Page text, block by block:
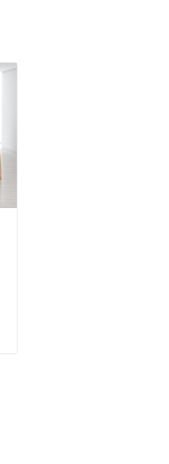
3D эффект. Торцы
и стильные
шкафа оснащена
эксцентриковыми
опоры обеспечат